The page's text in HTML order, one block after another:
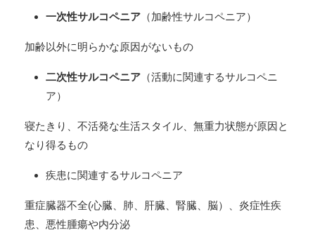
一次性サルコペニア （加齢性サルコペニア）
加齢以外に明らかな原因がないもの
二次性サルコペニア （活動に関連するサルコペニ
ア）
寝たきり、不活発な生活スタイル、無重力状態が原因と
なり得るもの
疾患に関連するサルコペニア
重症臓器不全(心臓、肺、肝臓、腎臓、脳）、炎症性疾
患、悪性腫瘍や内分泌